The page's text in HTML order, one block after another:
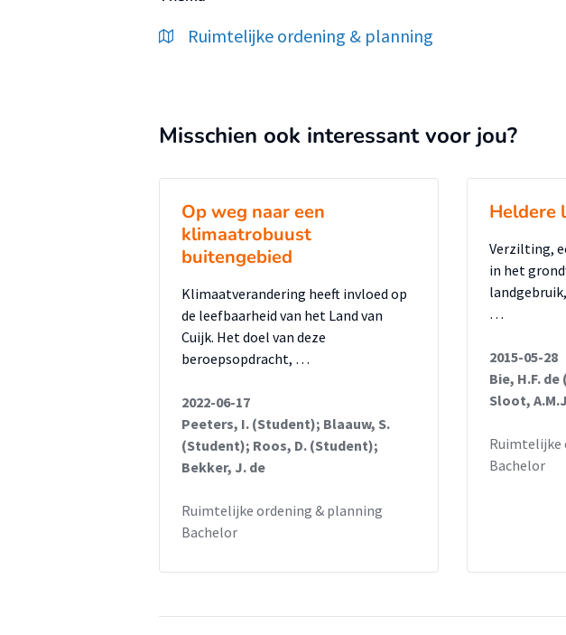
Ruimtelijke ordening & planning
Misschien ook interessant voor jou?
Op weg naar een
klimaatrobuust
buitengebied
Klimaatverandering heeft invloed op
de leefbaarheid van het Land van
Cuijk. Het doel van deze
beroepsopdracht, …
2022-06-17
Peeters, I. (Student); Blaauw, S.
(Student); Roos, D. (Student);
Bekker, J. de
Ruimtelijke ordening & planning
Bachelor
Heldere
Verzilting,
in het
…
2015-05-28
Bie, H.F.
Sloot,
Ruimtelijke
Bachelor